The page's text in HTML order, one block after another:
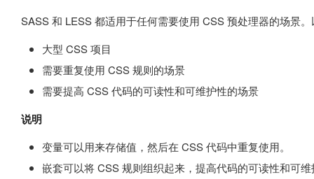
SASS 和 LESS 都适用于任何需要使用 CSS 预处理器的场景
大型 CSS 项目
需要重复使用 CSS 规则的场景
需要提高 CSS 代码的可读性和可维护性的场景
说明
变量可以用来存储值，然后在 CSS 代码中重复使用。
嵌套可以将 CSS 规则组织起来，提高代码的可读性和可